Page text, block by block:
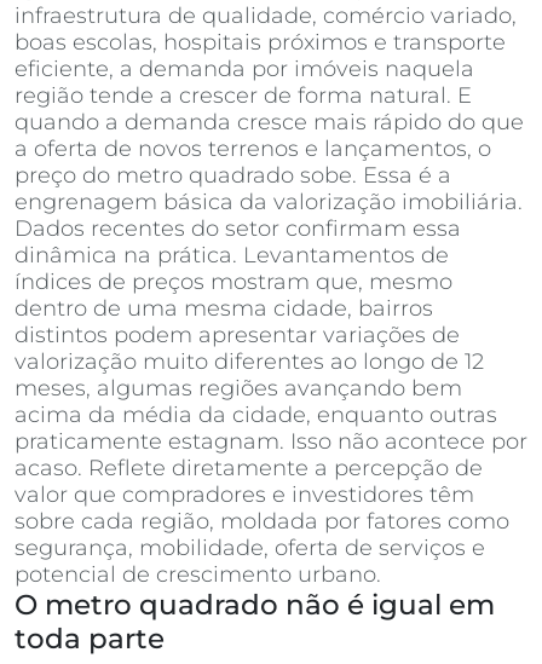
infraestrutura de qualidade, comércio variado,
boas escolas, hospitais próximos e transporte
eficiente, a demanda por imóveis naquela
região tende a crescer de forma natural. E
quando a demanda cresce mais rápido do que
a oferta de novos terrenos e lançamentos, o
preço do metro quadrado sobe. Essa é a
engrenagem básica da valorização imobiliária.
Dados recentes do setor confirmam essa
dinâmica na prática. Levantamentos de
índices de preços mostram que, mesmo
dentro de uma mesma cidade, bairros
distintos podem apresentar variações de
valorização muito diferentes ao longo de 12
meses, algumas regiões avançando bem
acima da média da cidade, enquanto outras
praticamente estagnam. Isso não acontece por
acaso. Reflete diretamente a percepção de
valor que compradores e investidores têm
sobre cada região, moldada por fatores como
segurança, mobilidade, oferta de serviços e
potencial de crescimento urbano.
O metro quadrado não é igual em
toda parte